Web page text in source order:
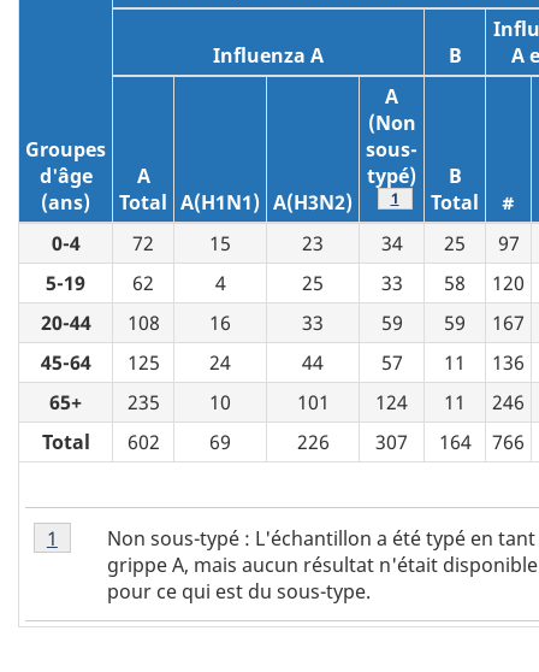
Groupes
d'âge
(ans)
Influenza A B
A
A
Total A(H1N1) A(H3N2)
A
(Non
sous-
typé)
Tableau 1 note de
1
B
Total
#
0-4
72 15 23 34 25
97
5-19
62 4 25 33 58
120
20-44
108 16 33 59 59
167
45-64
125 24 44 57 11
136
65+
235 10 101 124 11
246
Total
602 69 226 307 164 766
Tableau
1
bas
Non sous-typé : L'échantillon a été typé en
grippe A, mais aucun résultat n'était disponible
pour ce qui est du sous-type.
Tableau 1 Retour à la référence de la note de bas de
1